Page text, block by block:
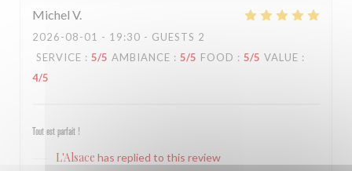
Michel V
2026-08-01 - 19:30 - GUESTS 2
SERVICE : 5/5 AMBIANCE : 5/5 FOOD : 5/5 VALUE :
4/5
Tout est parfait !
L'Alsace has replied to this review